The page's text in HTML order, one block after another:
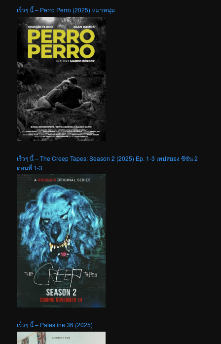
เร็วๆ นี้ – Perro Perro (2025) หมาหนุ่ม
เร็วๆ นี้ – The Creep Tapes: Season 2 (2025) Ep. 1-3 เทปสยอง ซีซัน 2
ตอนที่ 1-3
เร็วๆ นี้ – Palestine 36 (2025)